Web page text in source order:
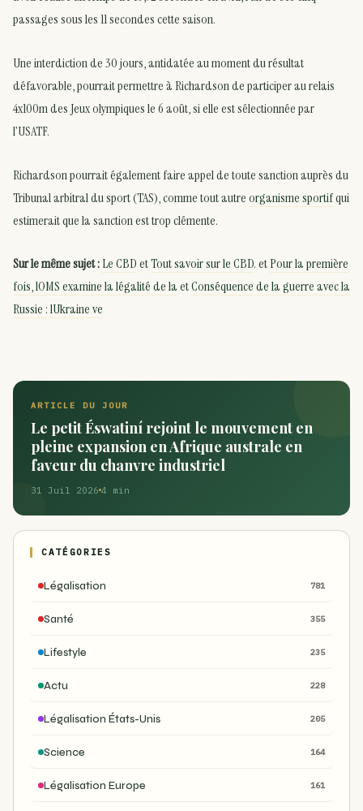
passages sous les 11 secondes cette saison.
Une interdiction de 30 jours, antidatée au moment du résultat
défavorable, pourrait permettre à Richardson de participer au relais
4x100m des Jeux olympiques le 6 août, si elle est sélectionnée par
l’USATF.
Richardson pourrait également faire appel de toute sanction auprès du
Tribunal arbitral du sport (TAS), comme tout autreorganisme sportifqui
estimerait que la sanction est trop clémente.
Sur le même sujet :Le CBDetTout savoir sur le CBD. etPour la première
fois, lOMS examine la légalité de laetConséquence de la guerre avec la
Russie : lUkraine ve
ARTICLE DU JOUR
Le petit Éswatiní rejoint le mouvement en
pleine expansion en Afrique australe en
faveur du chanvre industriel
31 Juil 2026 4 min
CATÉGORIES
Légalisation 781
Santé 355
Lifestyle 235
Actu 228
Légalisation États-Unis 205
Science 164
Légalisation Europe 161